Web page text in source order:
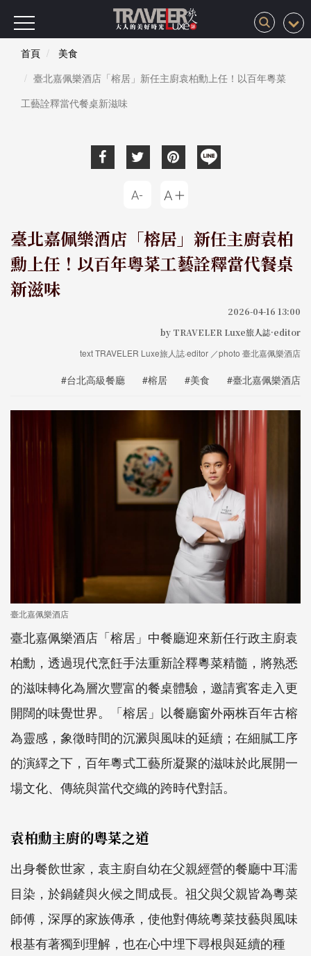
首頁
美食
臺北嘉佩樂酒店「榕居」新任主廚袁柏勳上任！以百年粵菜
工藝詮釋當代餐桌新滋味
臺北嘉佩樂酒店「榕居」新任主廚袁柏
勳上任！以百年粵菜工藝詮釋當代餐桌
新滋味
2026-04-16 13:00
by TRAVELER Luxe旅人誌·editor
text TRAVELER Luxe旅人誌·editor ／photo 臺北嘉佩樂酒店
#台北高級餐廳 #榕居 #美食 #臺北嘉佩樂酒店
臺北嘉佩樂酒店
臺北嘉佩樂酒店「榕居」中餐廳迎來新任行政主廚袁
柏勳，透過現代烹飪手法重新詮釋粵菜精髓，將熟悉
的滋味轉化為層次豐富的餐桌體驗，邀請賓客走入更
開闊的味覺世界。「榕居」以餐廳窗外兩株百年古榕
為靈感，象徵時間的沉澱與風味的延續；在細膩工序
的演繹之下，百年粵式工藝所凝聚的滋味於此展開一
場文化、傳統與當代交織的跨時代對話。
袁柏勳主廚的粵菜之道
出身餐飲世家，袁主廚自幼在父親經營的餐廳中耳濡
目染，於鍋鏟與火候之間成長。祖父與父親皆為粵菜
師傅，深厚的家族傳承，使他對傳統粵菜技藝與風味
根基有著獨到理解，也在心中埋下尋根與延續的種